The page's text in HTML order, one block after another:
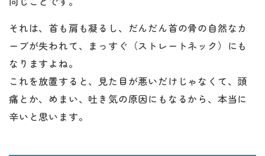
それは、首も肩も凝るし、だんだん首の骨の自然なカ
ーブが失われて、まっすぐ（ストレートネック）にも
なりますよね。
これを放置すると、見た目が悪いだけじゃなくて、頭
痛とか、めまい、吐き気の原因にもなるから、本当に
辛いと思います。